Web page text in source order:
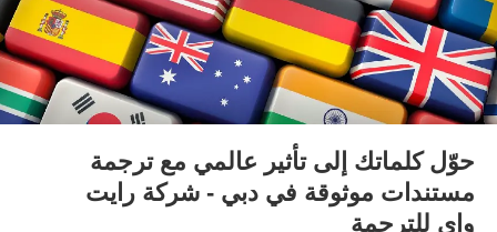
إلى تأثير عالمي مع ترجمة
في دبي - شركة رايت